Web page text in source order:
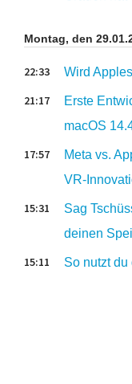
Montag, den
Wird
22:33
Erste
macOS
21:17
Meta vs.
VR-
17:57
Sag
deinen
15:31
So nutzt
15:11